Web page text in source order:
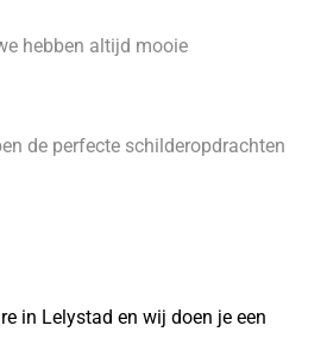
hebben altijd mooie
de perfecte schilderopdrachten
in Lelystad en wij doen je een